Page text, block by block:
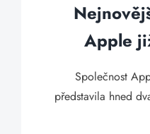
Apple
Společnost
představila hned